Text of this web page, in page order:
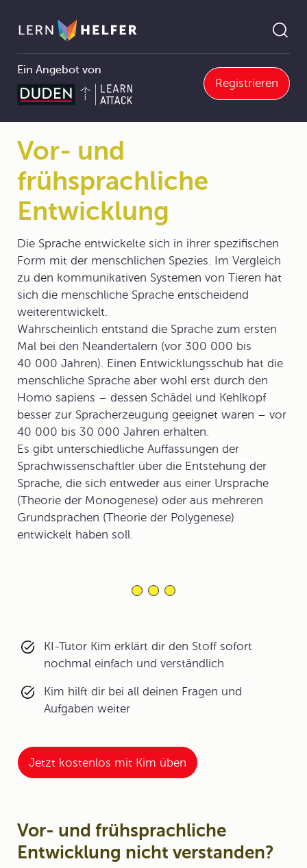
Ein Angebot von
Registrieren
Pfadnavigation
2.2.2 Phonetisierung Vor- und frühsprachliche Entwicklung
Vor- und
frühsprachliche
Entwicklung
Die Sprache entwickelte sich in ihrer spezifischen
Form mit der menschlichen Spezies. Im Vergleich
zu den kommunikativen Systemen von Tieren hat
sich die menschliche Sprache entscheidend
weiterentwickelt.
Wahrscheinlich entstand die Sprache zum ersten
Mal bei den Neandertalern (vor 300 000 bis
40 000 Jahren). Einen Entwicklungsschub hat die
menschliche Sprache aber wohl erst durch den
Homo sapiens – dessen Schädel und Kehlkopf
besser zur Spracherzeugung geeignet waren – vor
40 000 bis 30 000 Jahren erhalten.
Es gibt unterschiedliche Auffassungen der
Sprachwissenschaftler über die Entstehung der
Sprache, die sich entweder aus einer Ursprache
(Theorie der Monogenese) oder aus mehreren
Grundsprachen (Theorie der Polygenese)
entwickelt haben soll.
KI-Tutor Kim erklärt dir den Stoff sofort
nochmal einfach und verständlich
Kim hilft dir bei all deinen Fragen und
Aufgaben weiter
Jetzt kostenlos mit Kim üben
Vor- und frühsprachliche
Entwicklung nicht verstanden?